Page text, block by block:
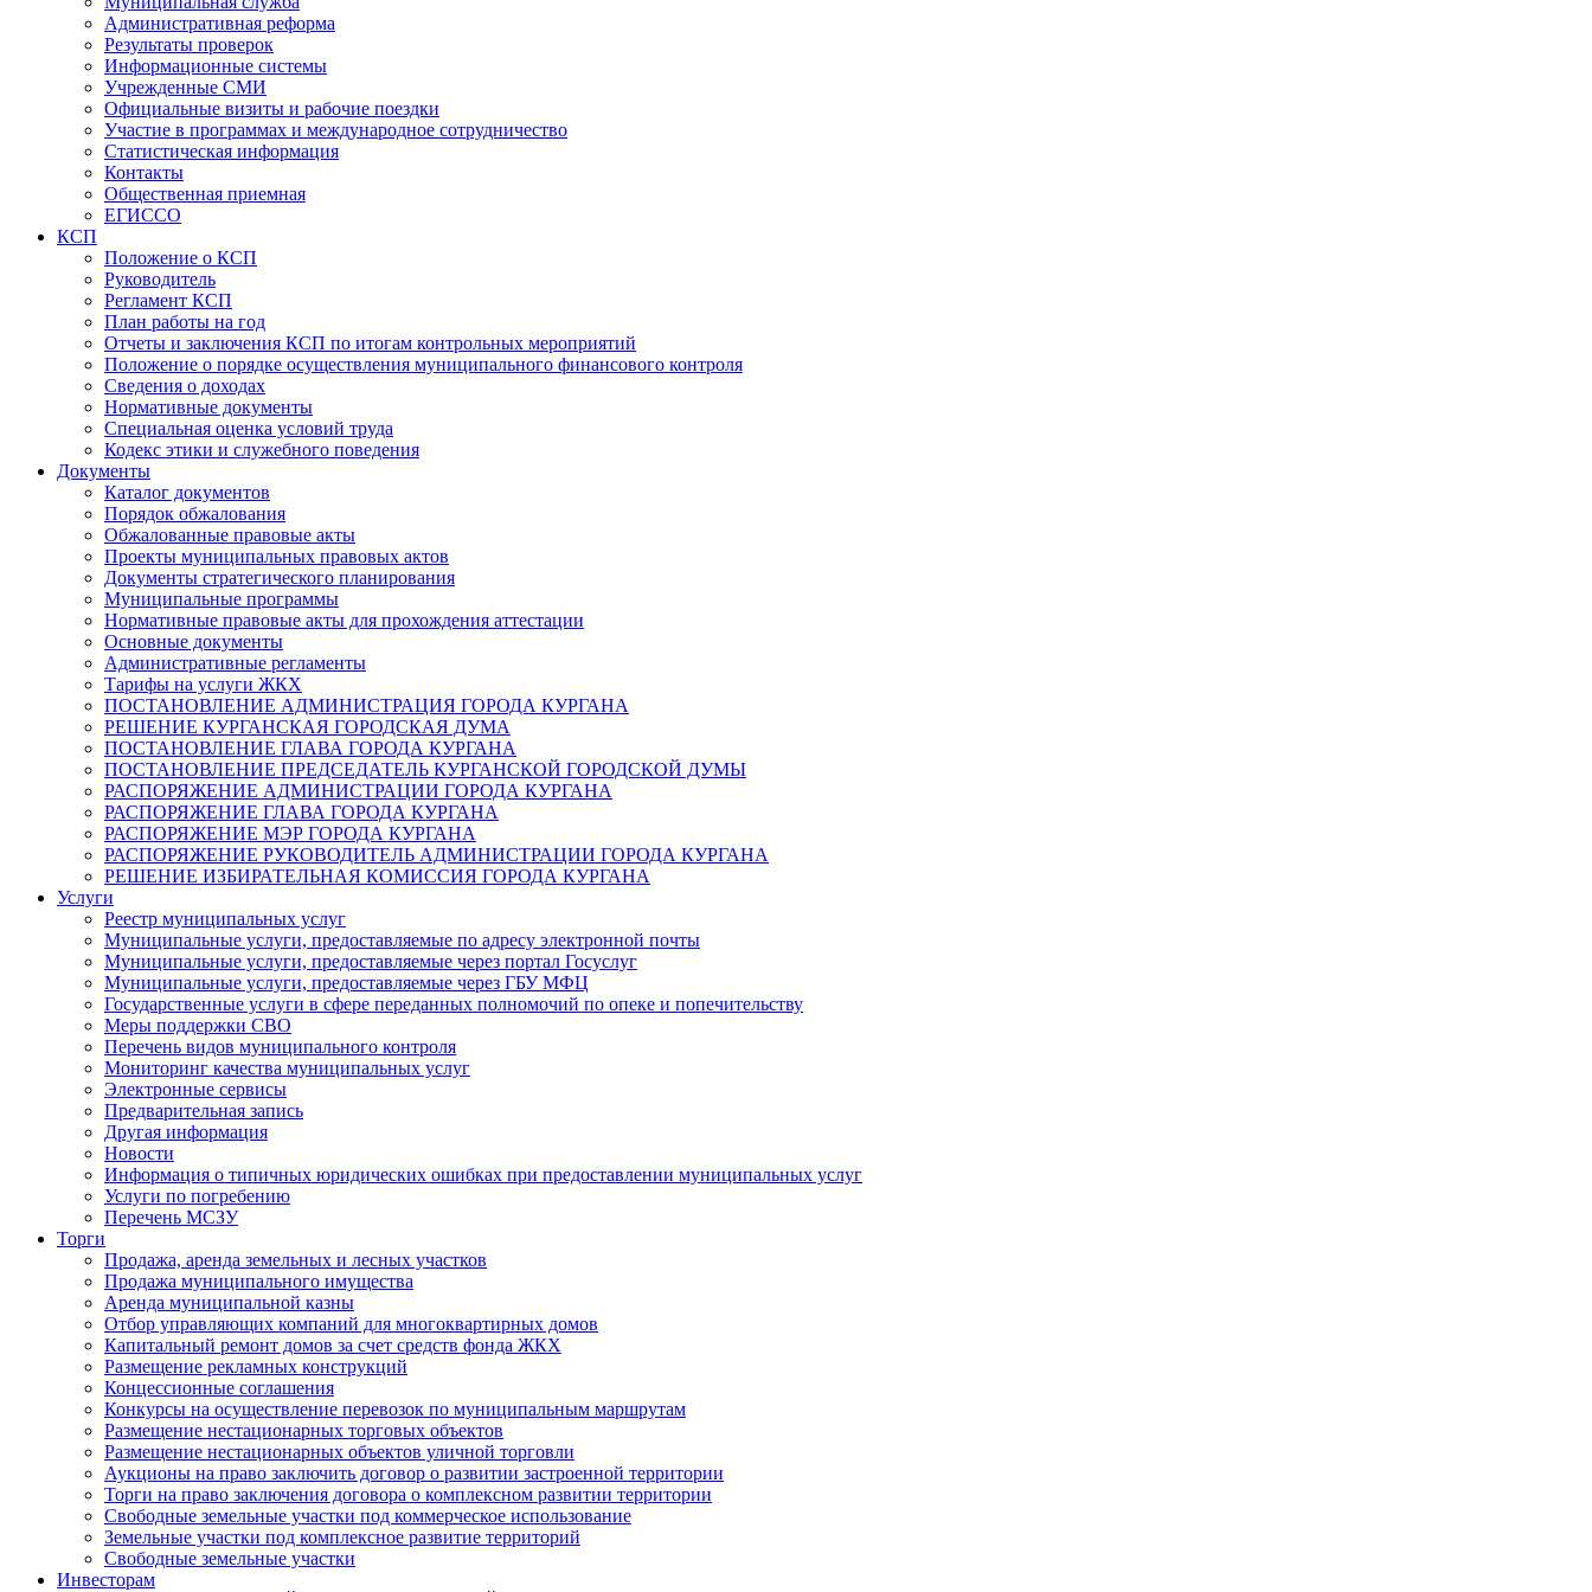
Административная реформа
Результаты проверок
Информационные системы
Учрежденные СМИ
Официальные визиты и рабочие поездки
Участие в программах и международное сотрудничество
Статистическая информация
Контакты
Общественная приемная
ЕГИССО
КСП
Положение о КСП
Руководитель
Регламент КСП
План работы на год
Отчеты и заключения КСП по итогам контрольных мероприятий
Положение о порядке осуществления муниципального финансового контроля
Сведения о доходах
Нормативные документы
Специальная оценка условий труда
Кодекс этики и служебного поведения
Документы
Каталог документов
Порядок обжалования
Обжалованные правовые акты
Проекты муниципальных правовых актов
Документы стратегического планирования
Муниципальные программы
Нормативные правовые акты для прохождения аттестации
Основные документы
Административные регламенты
Тарифы на услуги ЖКХ
ПОСТАНОВЛЕНИЕ АДМИНИСТРАЦИЯ ГОРОДА КУРГАНА
РЕШЕНИЕ КУРГАНСКАЯ ГОРОДСКАЯ ДУМА
ПОСТАНОВЛЕНИЕ ГЛАВА ГОРОДА КУРГАНА
ПОСТАНОВЛЕНИЕ ПРЕДСЕДАТЕЛЬ КУРГАНСКОЙ ГОРОДСКОЙ ДУМЫ
РАСПОРЯЖЕНИЕ АДМИНИСТРАЦИИ ГОРОДА КУРГАНА
РАСПОРЯЖЕНИЕ ГЛАВА ГОРОДА КУРГАНА
РАСПОРЯЖЕНИЕ МЭР ГОРОДА КУРГАНА
РАСПОРЯЖЕНИЕ РУКОВОДИТЕЛЬ АДМИНИСТРАЦИИ ГОРОДА КУРГАНА
РЕШЕНИЕ ИЗБИРАТЕЛЬНАЯ КОМИССИЯ ГОРОДА КУРГАНА
Услуги
Реестр муниципальных услуг
Муниципальные услуги, предоставляемые по адресу электронной почты
Муниципальные услуги, предоставляемые через портал Госуслуг
Муниципальные услуги, предоставляемые через ГБУ МФЦ
Государственные услуги в сфере переданных полномочий по опеке и попечительству
Меры поддержки СВО
Перечень видов муниципального контроля
Мониторинг качества муниципальных услуг
Электронные сервисы
Предварительная запись
Другая информация
Новости
Информация о типичных юридических ошибках при предоставлении муниципальных услуг
Услуги по погребению
Перечень МСЗУ
Торги
Продажа, аренда земельных и лесных участков
Продажа муниципального имущества
Аренда муниципальной казны
Отбор управляющих компаний для многоквартирных домов
Капитальный ремонт домов за счет средств фонда ЖКХ
Размещение рекламных конструкций
Концессионные соглашения
Конкурсы на осуществление перевозок по муниципальным маршрутам
Размещение нестационарных торговых объектов
Размещение нестационарных объектов уличной торговли
Аукционы на право заключить договор о развитии застроенной территории
Торги на право заключения договора о комплексном развитии территории
Свободные земельные участки под коммерческое использование
Земельные участки под комплексное развитие территорий
Свободные земельные участки
Инвесторам